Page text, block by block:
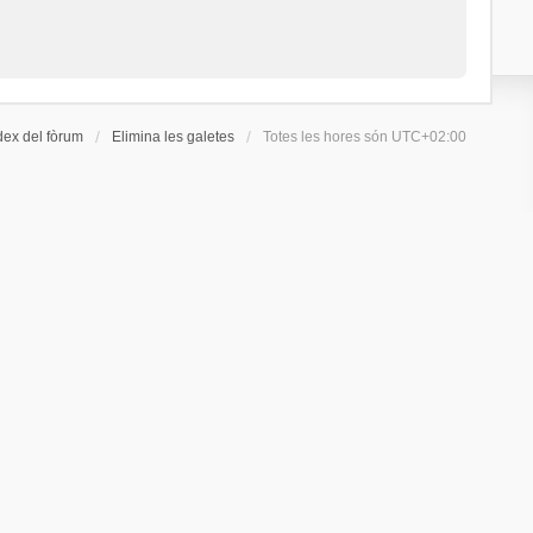
del fòrum Elimina les galetes Totes les hores són UTC+02:00